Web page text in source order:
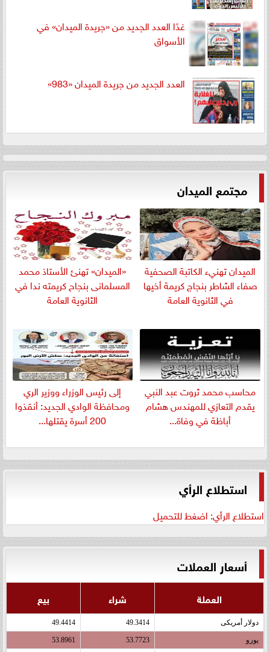
غدًا العدد الجديد من «جريدة الميدان» في
الأسواق
العدد الجديد من جريدة الميدان «983»
مجتمع الميدان
الميدان تهنيء الكاتبة الصحفية
صفاء الشاطر بنجاج كريمة أخيها
في الثانوية العامة
«الميدان» تهنئ الأستاذ محمد
المسلمانى بنجاح كريمته ندا في
الثانوية العامة
​محاسب محمد ثروت عبد النبي
يقدم التعازي للمهندس هشام
أباظة في وفاة...
إلى رئيس الوزراء ووزير الري
ومحافظة الوادي الجديد: أنقذوا
200 أسرة يقتلها...
استطلاع الرأي
استطلاع الرأي: اضغط للتحميل
أسعار العملات
العملة شراء بيع
دولار أمريكى 49.3414
49.4414
يورو 53.7723
53.8961